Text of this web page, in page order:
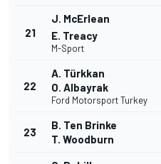
21
J. McErlean
E. Treacy
M-Sport
22
A. Türkkan
O. Albayrak
Ford Motorsport Turkey
23
B. Ten Brinke
T. Woodburn